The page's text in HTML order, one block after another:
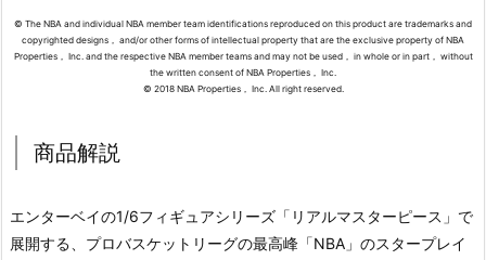
© The NBA and individual NBA member team identifications reproduced on this product are trademarks and
copyrighted designs， and/or other forms of intellectual property that are the exclusive property of NBA
Properties， Inc. and the respective NBA member teams and may not be used， in whole or in part， without
the written consent of NBA Properties， Inc.
© 2018 NBA Properties， Inc. All right reserved.
商品解説
エンターベイの1/6フィギュアシリーズ「リアルマスターピース」で
展開する、プロバスケットリーグの最高峰「NBA」のスタープレイ